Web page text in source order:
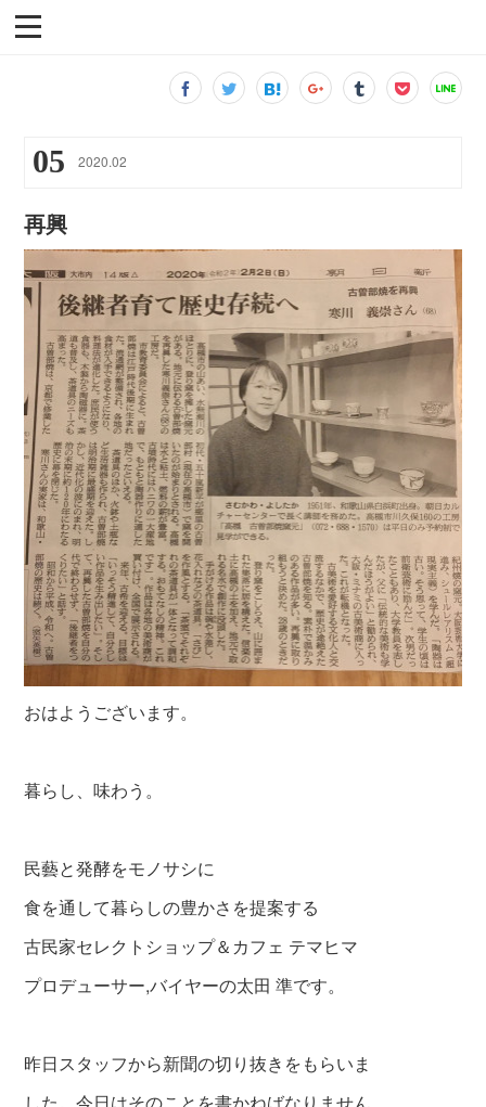
05 2020.02
再興
おはようございます。
暮らし、味わう。
民藝と発酵をモノサシに
食を通して暮らしの豊かさを提案する
古民家セレクトショップ＆カフェ テマヒマ
プロデューサー,バイヤーの太田 準です。
昨日スタッフから新聞の切り抜きをもらいま